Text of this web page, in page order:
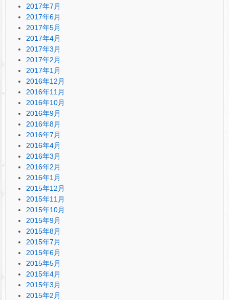
2017年7月
2017年6月
2017年5月
2017年4月
2017年3月
2017年2月
2017年1月
2016年12月
2016年11月
2016年10月
2016年9月
2016年8月
2016年7月
2016年4月
2016年3月
2016年2月
2016年1月
2015年12月
2015年11月
2015年10月
2015年9月
2015年8月
2015年7月
2015年6月
2015年5月
2015年4月
2015年3月
2015年2月